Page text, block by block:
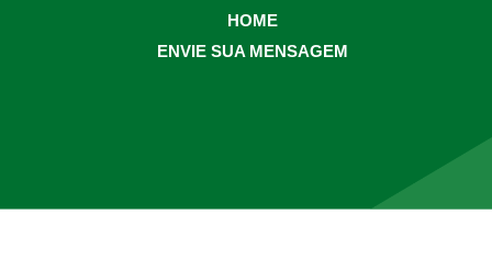
HOME
ENVIE SUA MENSAGEM